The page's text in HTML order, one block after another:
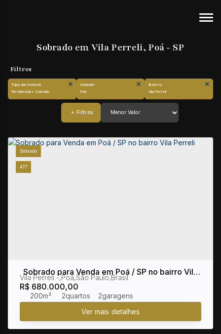
Sobrado em Vila Perreli, Poá - SP
Tipo de Imóvel:
Poá
Bairro:
Vila Perreli
477
Sobrado
Sobrado para Venda em Poá / SP no bairro Vila
Perreli
R$ 680.000,00
Vila Perreli ,Poá,São Paulo,Brasil
2
200m² 2